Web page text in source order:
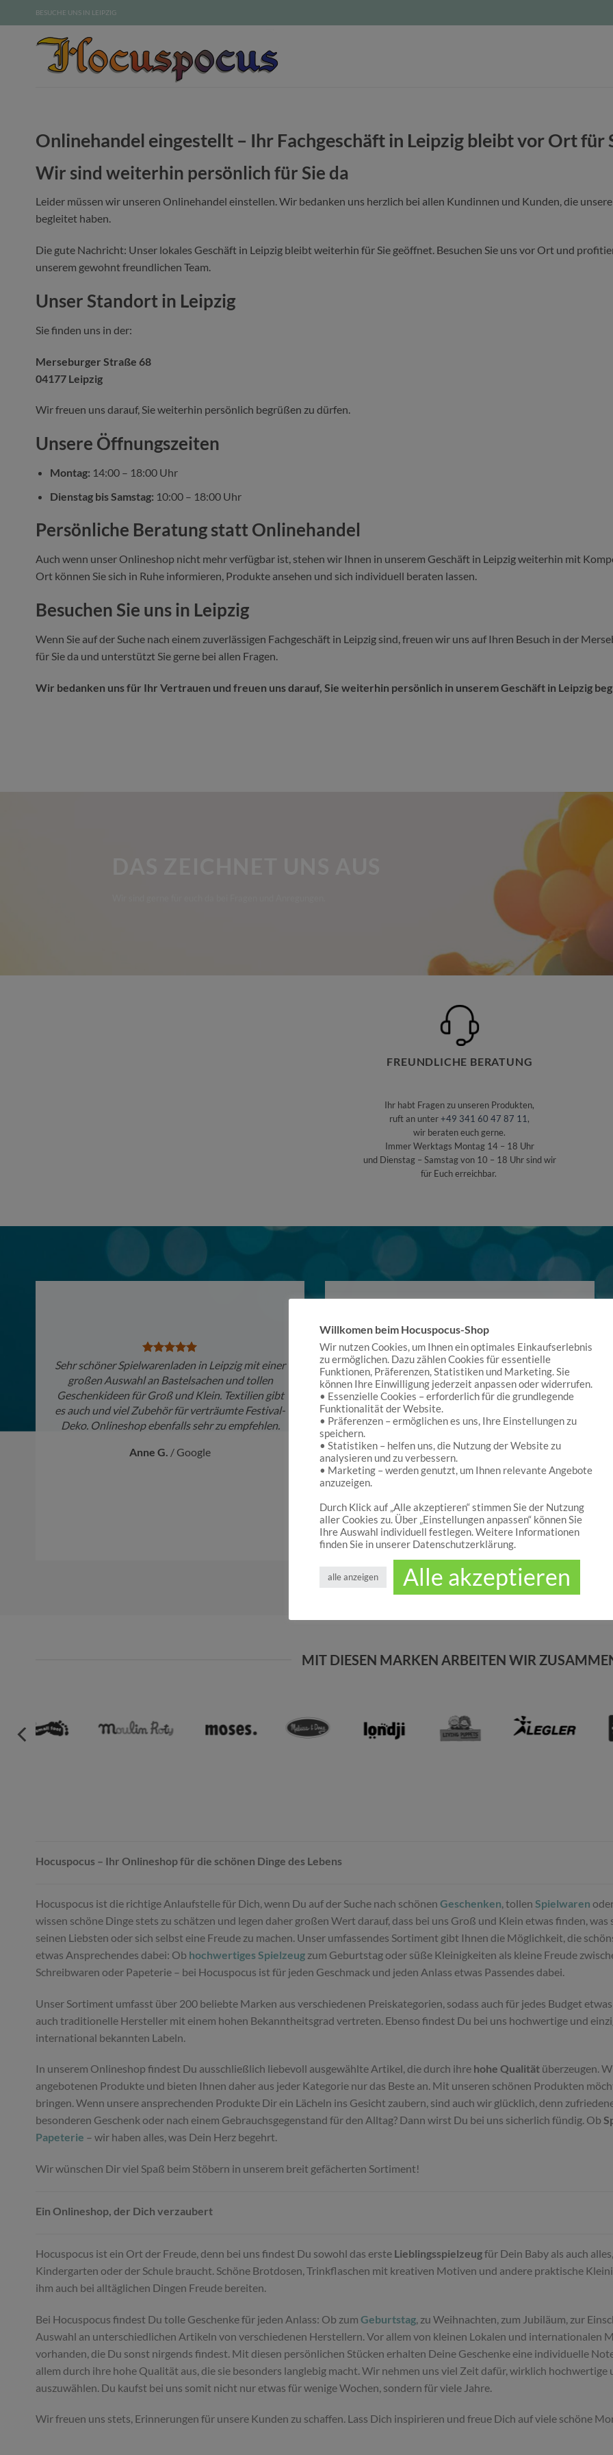
Inhalt
springen
BESUCHE UNS IN LEIPZIG
Onlinehandel eingestellt – Ihr Fachgeschäft in Leipzig bleibt vor Ort für
Wir sind weiterhin persönlich für Sie da
Leider müssen wir unseren Onlinehandel einstellen. Wir bedanken uns herzlich bei allen Kundinnen und Kunden, die
begleitet haben.
Die gute Nachricht: Unser lokales Geschäft in Leipzig bleibt weiterhin für Sie geöffnet. Besuchen Sie uns vor Ort und
unserem gewohnt freundlichen Team.
Unser Standort in Leipzig
Sie finden uns in der:
Merseburger Straße 68
04177 Leipzig
Wir freuen uns darauf, Sie weiterhin persönlich begrüßen zu dürfen.
Unsere Öffnungszeiten
Montag: 14:00 – 18:00 Uhr
Dienstag bis Samstag: 10:00 – 18:00 Uhr
Persönliche Beratung statt Onlinehandel
Auch wenn unser Onlineshop nicht mehr verfügbar ist, stehen wir Ihnen in unserem Geschäft in Leipzig weiterhin mit
Ort können Sie sich in Ruhe informieren, Produkte ansehen und sich individuell beraten lassen.
Besuchen Sie uns in Leipzig
Wenn Sie auf der Suche nach einem zuverlässigen Fachgeschäft in Leipzig sind, freuen wir uns auf Ihren Besuch in der
für Sie da und unterstützt Sie gerne bei allen Fragen.
Wir bedanken uns für Ihr Vertrauen und freuen uns darauf, Sie weiterhin persönlich in unserem Geschäft in Leipzig
FREUNDLICHE BERATUNG
Ihr habt Fragen zu unseren Produkten,
ruft an unter+49 341 60 47 87 11,
wir beraten euch gerne.
Immer Werktags Montag 14 – 18 Uhr
und Dienstag – Samstag von 10 – 18 Uhr sind wir
für Euch erreichbar.
Sehr schöner Spielwarenladen in Leipzig mit einer
großen Auswahl an Bastelsachen und tollen
Geschenkideen für Groß und Klein. Textilien gibt
es auch und viel Zubehör für verträumte Festival-
Deko. Onlineshop ebenfalls sehr zu empfehlen.
Anne G. / Google
Es handelt sich um einen kleinen Laden, der einen
vielfach verzaubert. (…) Dann hat er eine Fülle von
Waren, man könnte sich stundenlang dort
aufhalten. Schließlich ist der Laden sehr vielfältig.
Neben liebevoll ausgesuchtem Spielzeug (auch
nachhaltigen Produkten), gibt es zum Beispiel
Produkte von Künstlern (Schmuck) oder
Kostüme.
MIT DIESEN MARKEN ARBEITEN WIR
Hocuspocus – Ihr Onlineshop für die schönen Dinge des Lebens
Hocuspocus ist die richtige Anlaufstelle für Dich, wenn Du auf der Suche nach schönen Geschenken , tollen Spielwaren
wissen schöne Dinge stets zu schätzen und legen daher großen Wert darauf, dass bei uns Groß und Klein etwas finden, was
seinen Liebsten oder sich selbst eine Freude zu machen. Unser umfassendes Sortiment gibt Ihnen die Möglichkeit, die
etwas Ansprechendes dabei: Ob hochwertiges Spielzeug zum Geburtstag oder süße Kleinigkeiten als kleine Freude
Schreibwaren oder Papeterie – bei Hocuspocus ist für jeden Geschmack und jeden Anlass etwas Passendes dabei.
Unser Sortiment umfasst über 200 beliebte Marken aus verschiedenen Preiskategorien, sodass auch für jedes Budget
auch traditionelle Hersteller mit einem hohen Bekanntheitsgrad vertreten. Ebenso findest Du bei uns hochwertige und
international bekannten Labeln.
In unserem Onlineshop findest Du ausschließlich liebevoll ausgewählte Artikel, die durch ihre hohe Qualität überzeugen.
angebotenen Produkte und bieten Ihnen daher aus jeder Kategorie nur das Beste an. Mit unseren schönen Produkten
bringen. Wenn unsere ansprechenden Produkte Dir ein Lächeln ins Gesicht zaubern, sind auch wir glücklich, denn
besonderen Geschenk oder nach einem Gebrauchsgegenstand für den Alltag? Dann wirst Du bei uns sicherlich fündig. Ob
Papeterie – wir haben alles, was Dein Herz begehrt.
Wir wünschen Dir viel Spaß beim Stöbern in unserem breit gefächerten Sortiment!
Ein Onlineshop, der Dich verzaubert
Hocuspocus ist ein Ort der Freude, denn bei uns findest Du sowohl das erste Lieblingsspielzeugfür Dein Baby als auch
Kindergarten oder der Schule braucht. Schöne Brotdosen, Trinkflaschen mit kreativen Motiven und andere praktische
ihm auch bei alltäglichen Dingen Freude bereiten.
Bei Hocuspocus findest Du tolle Geschenke für jeden Anlass: Ob zum Geburtstag , zu Weihnachten, zum Jubiläum, zur
Auswahl an unterschiedlichen Artikeln von verschiedenen Herstellern. Vor allem von kleinen Lokalen und internationalen
vorhanden, die Du sonst nirgends findest. Mit diesen persönlichen Stücken erhalten Deine Geschenke eine individuelle
allem durch ihre hohe Qualität aus, die sie besonders langlebig macht. Wir nehmen uns viel Zeit dafür, wirklich
auszuwählen. Du kaufst bei uns somit nicht nur etwas für wenige Wochen, sondern für viele Jahre.
Wir freuen uns stets, Erinnerungen für unsere Kunden zu schaffen. Lass Dich inspirieren und freue Dich auf viele schöne
Willkomen beim Hocuspocus-Shop
Wir nutzen Cookies, um Ihnen ein optimales Einkaufserlebnis
zu ermöglichen. Dazu zählen Cookies für essentielle
Funktionen, Präferenzen, Statistiken und Marketing. Sie
können Ihre Einwilligung jederzeit anpassen oder widerrufen.
• Essenzielle Cookies – erforderlich für die grundlegende
Funktionalität der Website.
• Präferenzen – ermöglichen es uns, Ihre Einstellungen zu
speichern.
• Statistiken – helfen uns, die Nutzung der Website zu
analysieren und zu verbessern.
• Marketing – werden genutzt, um Ihnen relevante Angebote
anzuzeigen.
Durch Klick auf „Alle akzeptieren“ stimmen Sie der Nutzung
aller Cookies zu. Über „Einstellungen anpassen“ können Sie
Ihre Auswahl individuell festlegen. Weitere Informationen
finden Sie in unserer Datenschutzerklärung.
alle anzeigen Alle akzeptieren